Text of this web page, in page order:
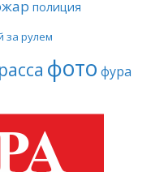
полиция
за рулем
фото фура